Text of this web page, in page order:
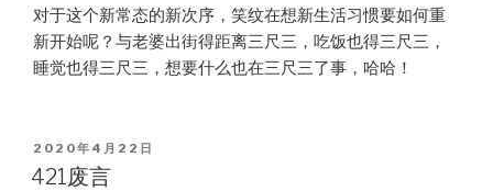
对于这个新常态的新次序，笑纹在想新生活习惯要如何重
新开始呢？与老婆出街得距离三尺三，吃饭也得三尺三，
睡觉也得三尺三，想要什么也在三尺三了事，哈哈！
POSTED
ON
2020年4月22日
421废言